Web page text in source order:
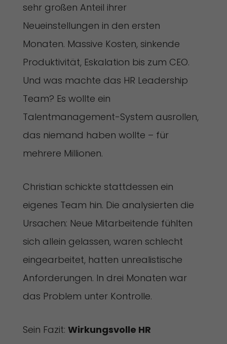
sehr großen Anteil ihrer
Neueinstellungen in den ersten
Monaten. Massive Kosten, sinkende
Produktivität, Eskalation bis zum CEO.
Und was machte das HR Leadership
Team? Es wollte ein
Talentmanagement-System ausrollen,
das niemand haben wollte – für
mehrere Millionen.
Christian schickte stattdessen ein
eigenes Team hin. Die analysierten die
Ursachen: Neue Mitarbeitende fühlten
sich allein gelassen, waren schlecht
eingearbeitet, hatten unrealistische
Anforderungen. In drei Monaten war
das Problem unter Kontrolle.
Sein Fazit: Wirkungsvolle HR